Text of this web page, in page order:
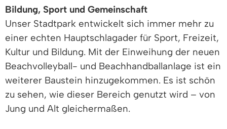
Bildung, Sport und Gemeinschaft
Unser Stadtpark entwickelt sich immer mehr zu
einer echten Hauptschlagader für Sport, Freizeit,
Kultur und Bildung. Mit der Einweihung der neuen
Beachvolleyball- und Beachhandballanlage ist ein
weiterer Baustein hinzugekommen. Es ist schön
zu sehen, wie dieser Bereich genutzt wird – von
Jung und Alt gleichermaßen.